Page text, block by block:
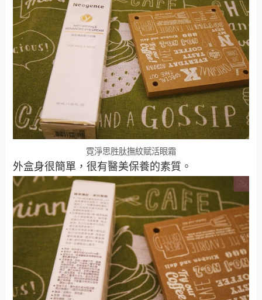
霓淨思胜肽撫紋賦活眼霜
外盒身很簡單，很有醫美保養的素質。